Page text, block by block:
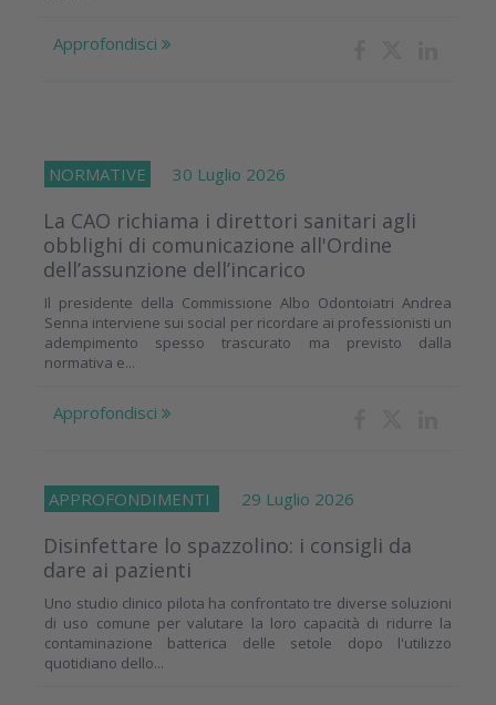
Approfondisci
NORMATIVE 30 Luglio 2026
La CAO richiama i direttori sanitari agli
obblighi di comunicazione all'Ordine
dell’assunzione dell’incarico
Il presidente della Commissione Albo Odontoiatri Andrea
Senna interviene sui social per ricordare ai professionisti un
adempimento spesso trascurato ma previsto dalla
normativa e...
Approfondisci
APPROFONDIMENTI 29 Luglio 2026
Disinfettare lo spazzolino: i consigli da
dare ai pazienti
Uno studio clinico pilota ha confrontato tre diverse soluzioni
di uso comune per valutare la loro capacità di ridurre la
contaminazione batterica delle setole dopo l'utilizzo
quotidiano dello...